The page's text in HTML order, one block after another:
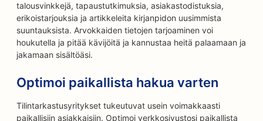
talousvinkkejä, tapaustutkimuksia, asiakastodistuksia,
erikoistarjouksia ja artikkeleita kirjanpidon uusimmista
suuntauksista. Arvokkaiden tietojen tarjoaminen voi
houkutella ja pitää kävijöitä ja kannustaa heitä palaamaan ja
jakamaan sisältöäsi.
Optimoi paikallista hakua varten
Tilintarkastusyritykset tukeutuvat usein voimakkaasti
paikallisiin asiakkaisiin. Optimoi verkkosivustosi paikallista